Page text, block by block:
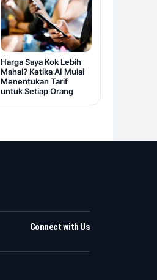
Harga Saya Kok Lebih
Mahal? Ketika AI Mulai
Menentukan Tarif
untuk Setiap Orang
Connect with Us